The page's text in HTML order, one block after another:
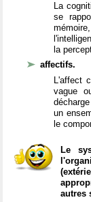
La
se
la
affectifs.
L'affect
vague
un
le
Le
autres